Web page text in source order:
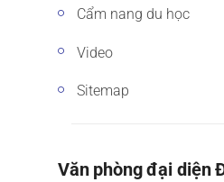
Cẩm nang du học
Video
Sitemap
Văn phòng đại diện